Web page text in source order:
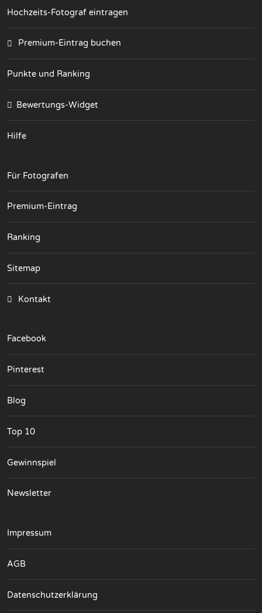
Hochzeits-Fotograf eintragen
Premium-Eintrag buchen
Punkte und Ranking
Bewertungs-Widget
Hilfe
Für Fotografen
Premium-Eintrag
Ranking
Sitemap
Kontakt
Facebook
Pinterest
Blog
Top 10
Gewinnspiel
Newsletter
Impressum
AGB
Datenschutzerklärung